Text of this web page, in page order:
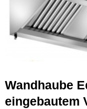
Wandhaube
eingebautem